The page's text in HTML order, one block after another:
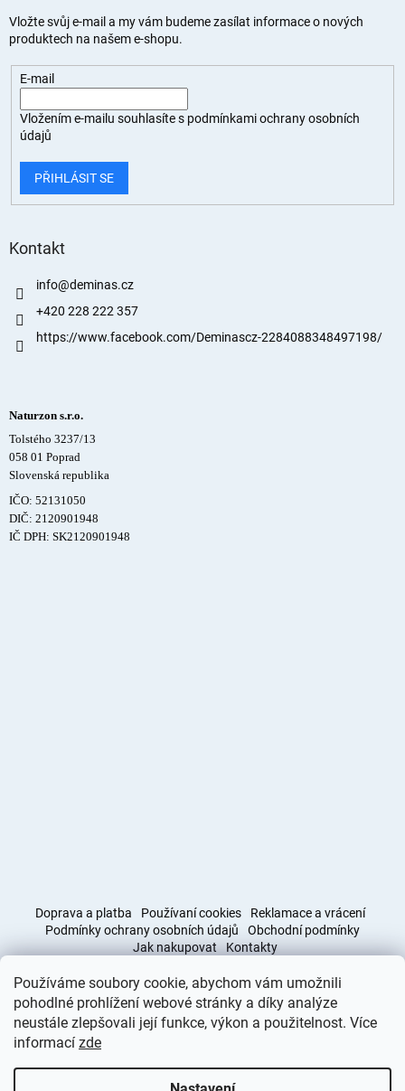
Používáme soubory cookie, abychom vám umožnili
pohodlné prohlížení webové stránky a díky analýze
neustále zlepšovali její funkce, výkon a použitelnost. Více
informací zde
Vložte svůj e-mail a my vám budeme zasílat informace o nových
produktech na našem e-shopu.
E-mail
Vložením e-mailu souhlasíte s podmínkami ochrany osobních
údajů
PŘIHLÁSIT SE
Kontakt
info@deminas.cz
+420 228 222 357
https://www.facebook.com/Deminascz-2284088348497198/
Naturzon s.r.o.
Tolstého 3237/13
058 01 Poprad
Slovenská republika
IČO: 52131050
DIČ: 2120901948
IČ DPH: SK2120901948
Doprava a platba Používaní cookies
Reklamace a vrácení
Podmínky ochrany osobních údajů
Obchodní podmínky
Jak nakupovat
Kontakty
Obchodní podmínky Doprava a platba